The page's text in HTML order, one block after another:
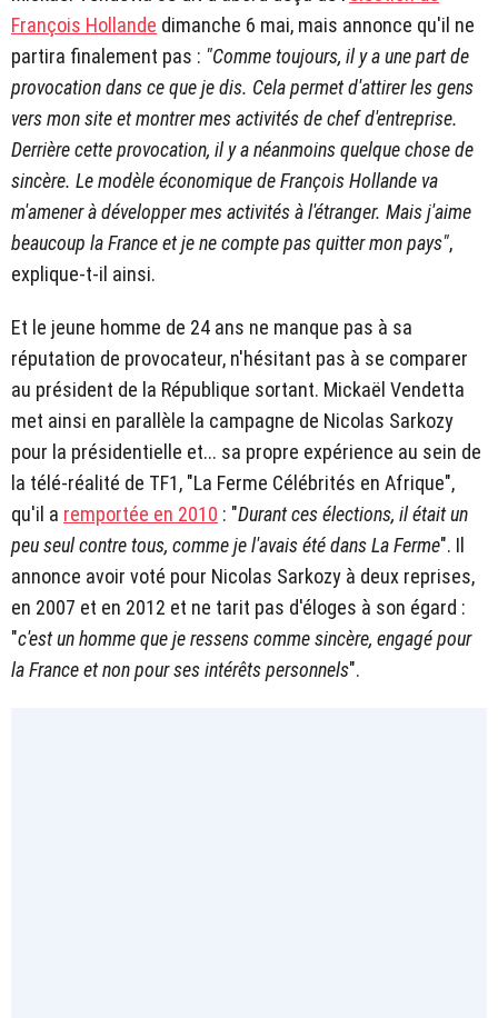
François Hollande dimanche 6 mai, mais annonce qu'il ne
partira finalement pas : "Comme toujours, il y a une part de
provocation dans ce que je dis. Cela permet d'attirer les gens
vers mon site et montrer mes activités de chef d'entreprise.
Derrière cette provocation, il y a néanmoins quelque chose de
sincère. Le modèle économique de François Hollande va
m'amener à développer mes activités à l'étranger. Mais j'aime
beaucoup la France et je ne compte pas quitter mon pays",
explique-t-il ainsi.
Et le jeune homme de 24 ans ne manque pas à sa
réputation de provocateur, n'hésitant pas à se comparer
au président de la République sortant. Mickaël Vendetta
met ainsi en parallèle la campagne de Nicolas Sarkozy
pour la présidentielle et... sa propre expérience au sein de
la télé-réalité de TF1, "La Ferme Célébrités en Afrique",
qu'il a remportée en 2010 : "Durant ces élections, il était un
peu seul contre tous, comme je l'avais été dans La Ferme". Il
annonce avoir voté pour Nicolas Sarkozy à deux reprises,
en 2007 et en 2012 et ne tarit pas d'éloges à son égard :
"c'est un homme que je ressens comme sincère, engagé pour
la France et non pour ses intérêts personnels".